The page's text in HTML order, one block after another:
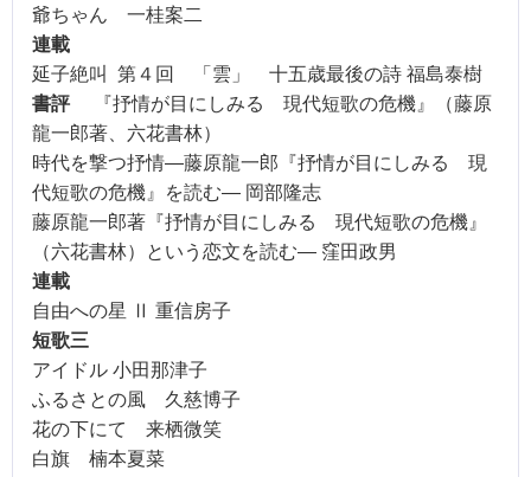
爺ちゃん 一桂案二
連載
延子絶叫
第４回 「雲」 十五歳最後の詩 福島泰樹
書評
『抒情が目にしみる 現代短歌の危機』（藤原
龍一郎著、六花書林）
時代を撃つ抒情―藤原龍一郎『抒情が目に しみる
現
代短歌の危機』を読む― 岡部隆志
藤原龍一郎著『抒情が目にしみる 現代短歌の危機』
（六花書林）という恋文を読む― 窪田政男
連載
自由への星
Ⅱ 重信房子
短歌三
アイドル 小田那津子
ふるさとの風 久慈博子
花の下にて 来栖微笑
白旗 楠本夏菜